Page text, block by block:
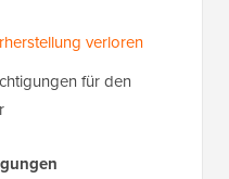
verloren
für den